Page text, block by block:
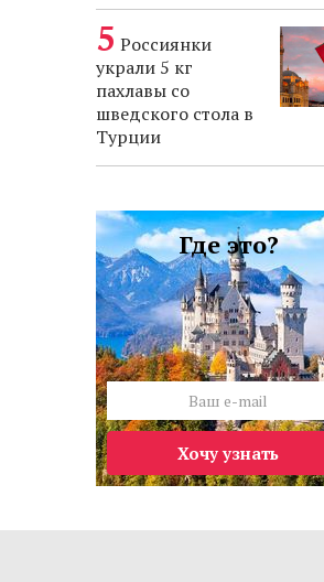
Россиянки
украли 5 кг
пахлавы со
шведского стола в
Турции
Где это?
Хочу узнать